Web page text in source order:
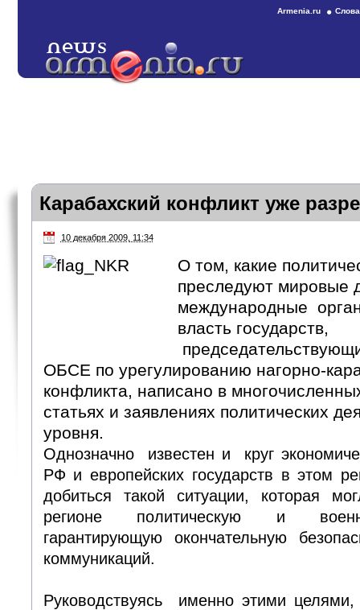
Armenia.ru
Карабахский конфликт уже
10 декабря 2009, 11:34
О том, какие
преследуют мировые
международные
власть государств,
ОБСЕ по урегулированию нагорно-
конфликта, написано в
статьях и заявлениях политических
уровня.
Однозначно известен и круг
РФ и европейских государств в этом
добиться такой ситуации, которая
регионе политическую и
гарантирующую окончательную
коммуникаций.
Руководствуясь именно этими целями,